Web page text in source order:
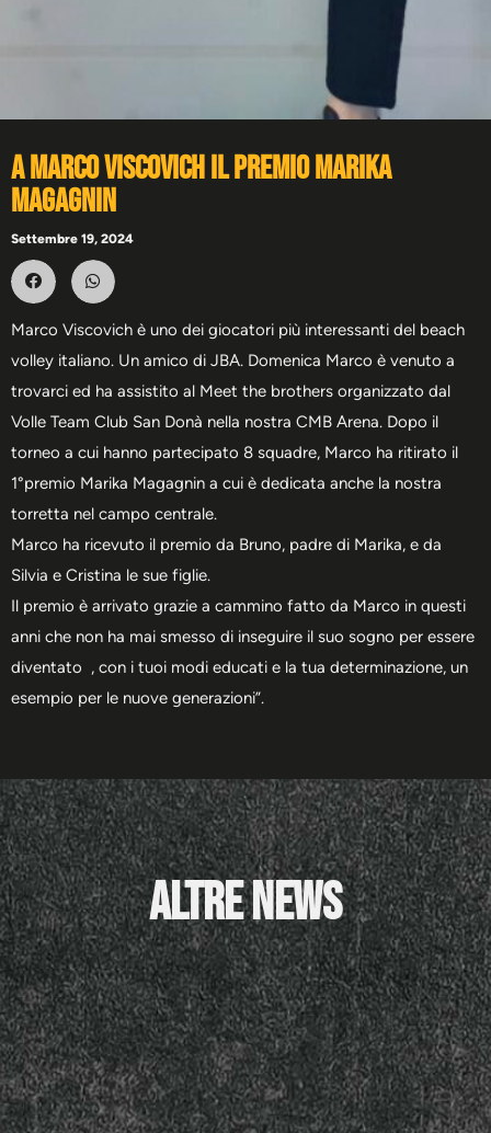
A Marco Viscovich il premio Marika
Magagnin
Settembre 19, 2024
Marco Viscovich è uno dei giocatori più interessanti del beach
volley italiano. Un amico di JBA. Domenica Marco è venuto a
trovarci ed ha assistito al Meet the brothers organizzato dal
Volle Team Club San Donà nella nostra CMB Arena. Dopo il
torneo a cui hanno partecipato 8 squadre, Marco ha ritirato il
1°premio Marika Magagnin a cui è dedicata anche la nostra
torretta nel campo centrale.
Marco ha ricevuto il premio da Bruno, padre di Marika, e da
Silvia e Cristina le sue figlie.
Il premio è arrivato grazie a cammino fatto da Marco in questi
anni che non ha mai smesso di inseguire il suo sogno per essere
diventato , con i tuoi modi educati e la tua determinazione, un
esempio per le nuove generazioni”.
Altre News